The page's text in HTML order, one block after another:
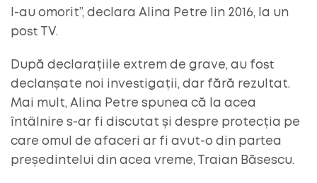
l-au omorit”, declara Alina Petre Iin 2016, la un
post TV.
După declarațiile extrem de grave, au fost
declanșate noi investigații, dar fără rezultat.
Mai mult, Alina Petre spunea că la acea
întâlnire s-ar fi discutat și despre protecția pe
care omul de afaceri ar fi avut-o din partea
președintelui din acea vreme, Traian Băsescu.